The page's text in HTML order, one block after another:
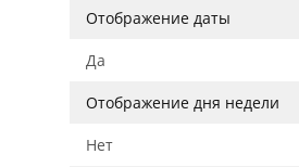
Отображение даты
Да
Отображение дня недели
Нет